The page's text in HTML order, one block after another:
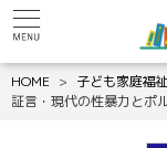
HOME
子ども家庭福祉
証言・現代の性暴力とポ